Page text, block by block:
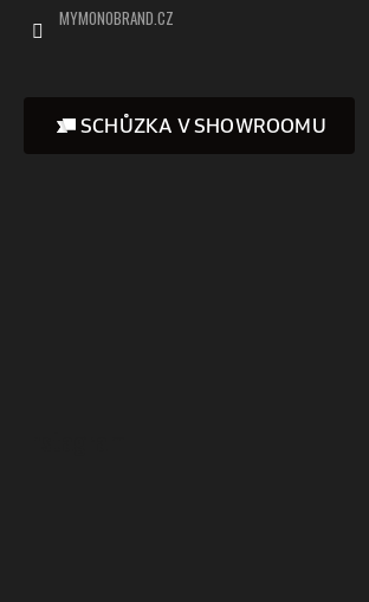
MYMONOBRAND.CZ
SCHŮZKA V SHOWROOMU